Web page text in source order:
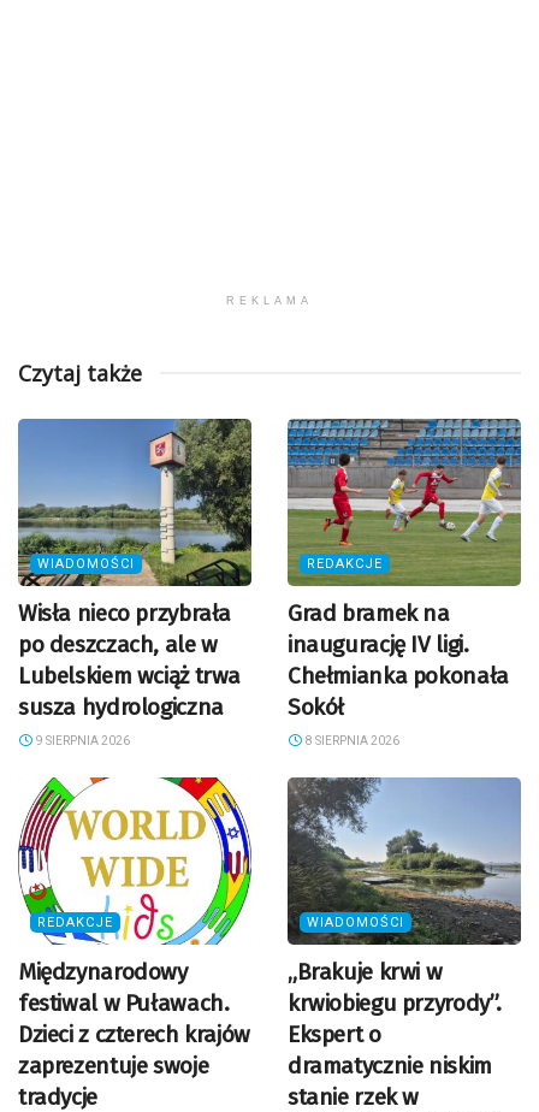
REKLAMA
Czytaj także
WIADOMOŚCI
Wisła nieco przybrała
po deszczach, ale w
Lubelskiem wciąż trwa
susza hydrologiczna
9 SIERPNIA 2026
REDAKCJE
Grad bramek na
inaugurację IV ligi.
Chełmianka pokonała
Sokół
8 SIERPNIA 2026
REDAKCJE
Międzynarodowy
festiwal w Puławach.
Dzieci z czterech krajów
zaprezentuje swoje
tradycje
WIADOMOŚCI
„Brakuje krwi w
krwiobiegu przyrody”.
Ekspert o
dramatycznie niskim
stanie rzek w